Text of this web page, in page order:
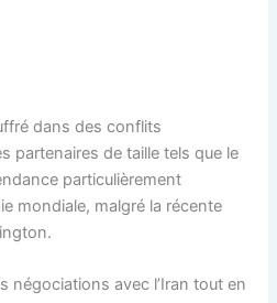
dans des conflits
partenaires de taille tels que le
particulièrement
mondiale, malgré la récente
négociations avec l’Iran tout en